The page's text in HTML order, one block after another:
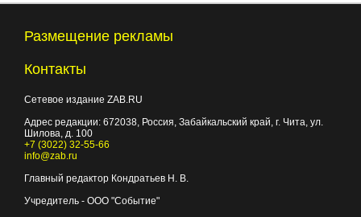
Размещение рекламы
Контакты
Сетевое издание ZAB.RU
Адрес редакции: 672038, Россия, Забайкальский край, г. Чита, ул.
Шилова, д. 100
+7 (3022) 32-55-66
info@zab.ru
Главный редактор Кондратьев Н. В.
Учредитель - ООО "Событие"